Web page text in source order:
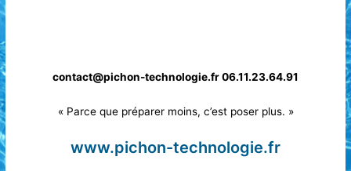
contact@pichon-technologie.fr 06.11.23.64.91
« Parce que préparer moins, c’est poser plus. »
www.pichon-technologie.fr